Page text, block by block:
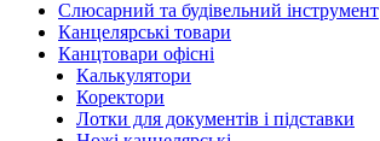
Слюсарний та будівельний інструмент
Канцелярські товари
Канцтовари офісні
Калькулятори
Коректори
Лотки для документів і підставки